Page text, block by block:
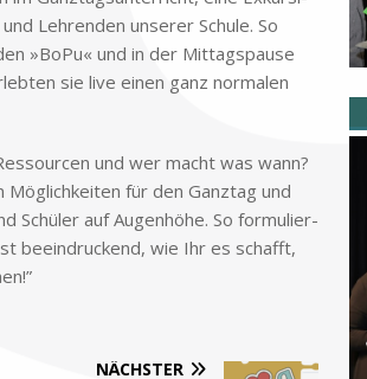
Leh­ren­den un­se­rer Schu­le. So
»BoPu« und in der Mit­tags­pau­se
sie live ei­nen ganz nor­ma­len
und wer macht was wann?
für den Ganz­tag und
Schü­ler auf Au­gen­hö­he. So for­mu­lier­
be­ein­druckend, wie Ihr es schafft,
NÄCHSTER